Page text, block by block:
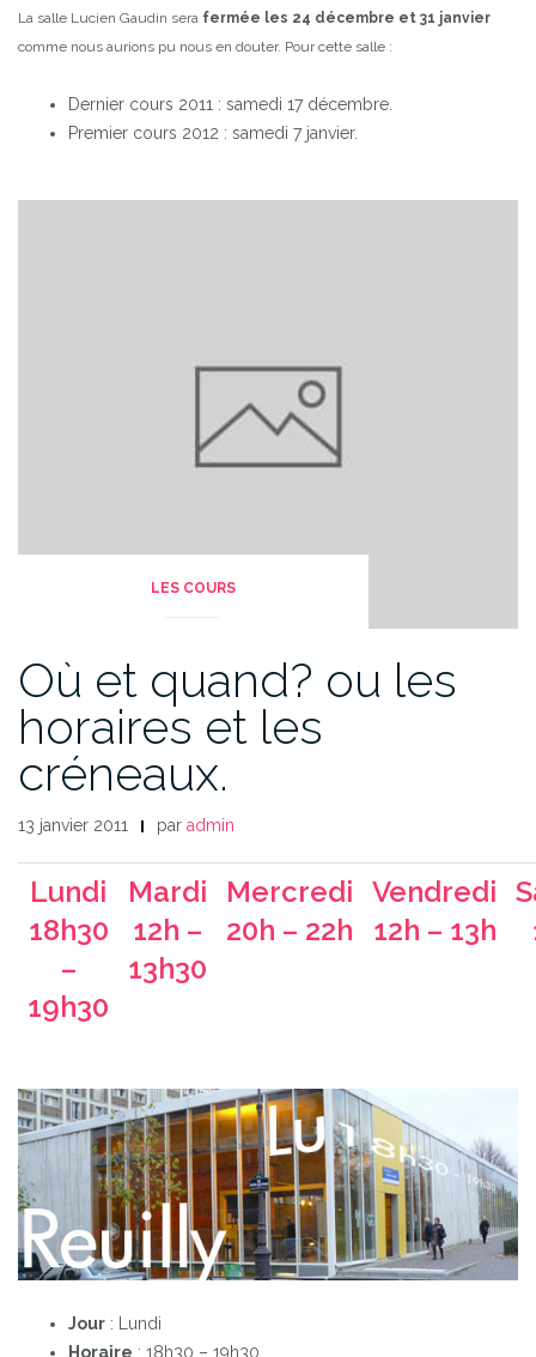
La salle Lucien Gaudin sera fermée les 24 décembre et 31 janvier
comme nous aurions pu nous en douter. Pour cette salle :
Dernier cours 2011 : samedi 17 décembre.
Premier cours 2012 : samedi 7 janvier.
LES COURS
Où et quand? ou les
horaires et les
créneaux.
13 janvier 2011 par admin
Lundi
18h30
–
19h30
Mardi
12h –
13h30
Mercredi
20h – 22h
Vendredi
12h – 13h
Jour : Lundi
Horaire : 18h30 – 19h30